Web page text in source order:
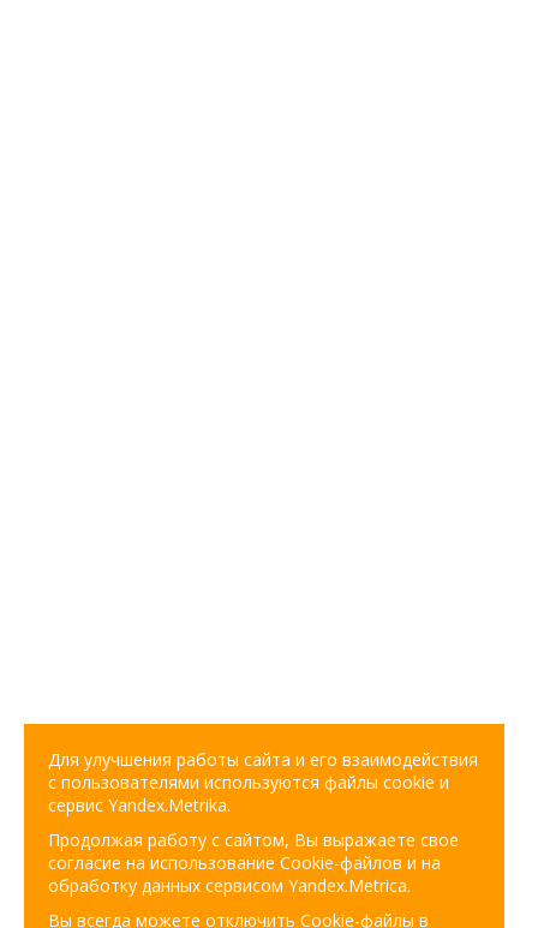
Для улучшения работы сайта и его взаимодействия
с пользователями используются файлы cookie и
сервис Yandex.Metrika.
Продолжая работу с сайтом, Вы выражаете свое
согласие на использование Cookie-файлов и на
обработку данных сервисом Yandex.Metrica.
Вы всегда можете отключить Cookie-файлы в